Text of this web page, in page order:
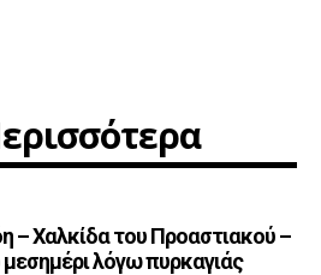
– Χαλκίδα του Προαστιακού –
λόγω πυρκαγιάς